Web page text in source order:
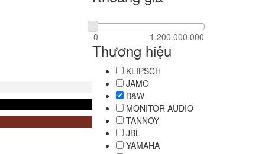
Thương hiệu
KLIPSCH
JAMO
B&W
MONITOR AUDIO
TANNOY
JBL
YAMAHA